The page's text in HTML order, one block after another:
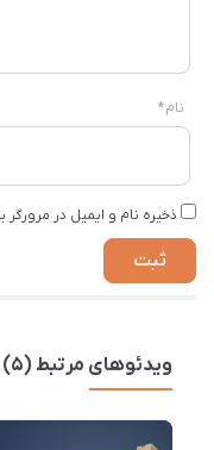
نام*
ذخیره نام و ایمیل در
ویدئوهای مرتبط (5)